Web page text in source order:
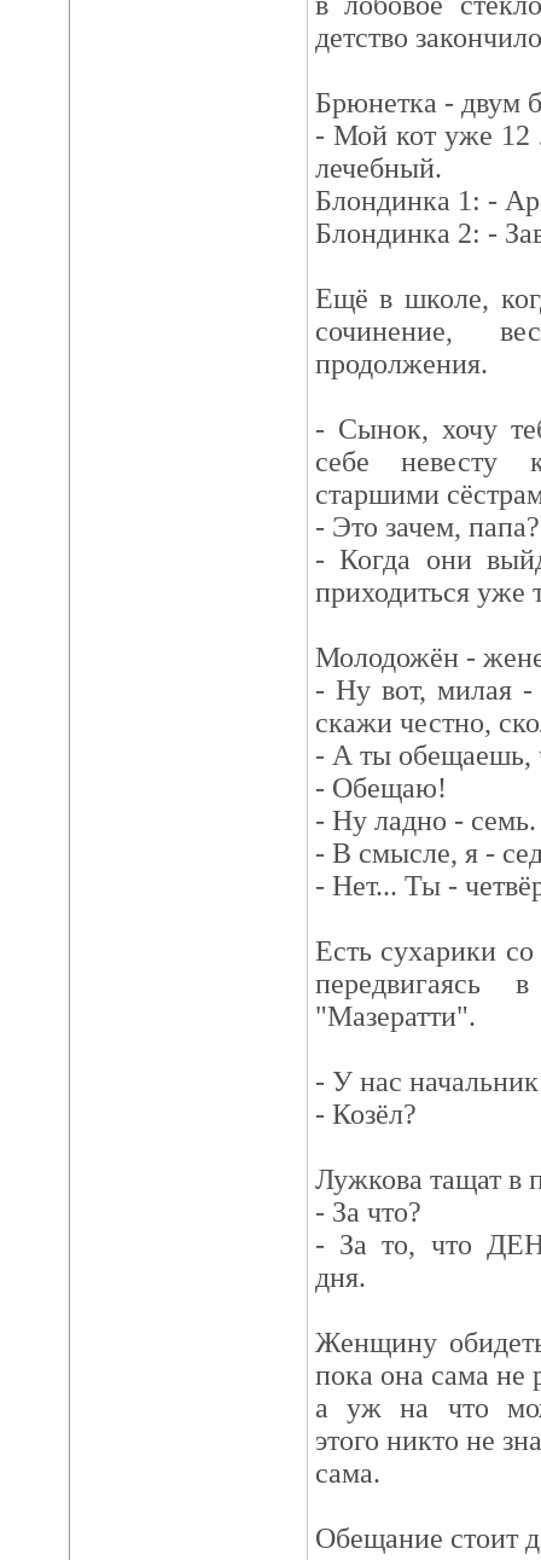
детство
Брюнетка - двум
- Мой кот уже 12
лечебный.
Блондинка 1: -
Блондинка 2: -
Ещё в школе,
сочинение,
продолжения.
- Сынок, хочу
себе
старшими
- Это зачем, папа?
- Когда они
приходиться уже
Молодожён -
- Ну вот, милая -
скажи честно,
- А ты обещаешь,
- Обещаю!
- Ну ладно - семь.
- В смысле, я -
- Нет... Ты -
Есть сухарики
"Мазератти".
- У нас начальник
- Козёл?
Лужкова тащат в
- За что?
- За то, что
дня.
Женщину
пока она сама не
а уж на что
этого никто не
сама.
Обещание стоит